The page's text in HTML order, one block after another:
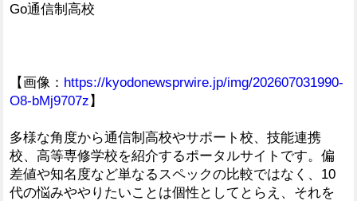
Go通信制高校
【画像： https://kyodonewsprwire.jp/img/202607031990-
O8-bMj9707z 】
多様な角度から通信制高校やサポート校、技能連携
校、高等専修学校を紹介するポータルサイトです。偏
差値や知名度など単なるスペックの比較ではなく、10
代の悩みややりたいことは個性としてとらえ、それを